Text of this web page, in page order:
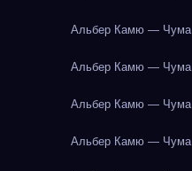
Альбер Камю — Чума
Альбер Камю — Чума
Альбер Камю — Чума
Альбер Камю — Чума